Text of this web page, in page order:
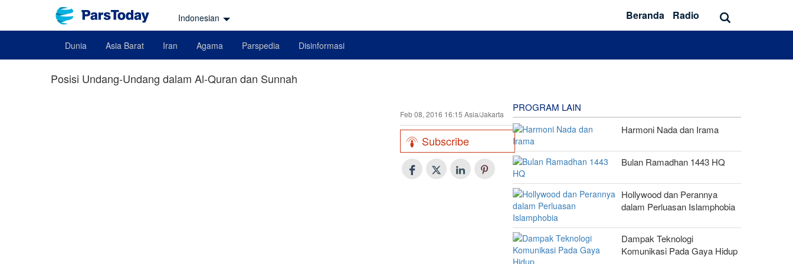
Indonesian Beranda Radio
Dunia Asia Barat Iran Agama Parspedia Disinformasi
Posisi Undang-Undang dalam Al-Quran dan Sunnah
Feb 08, 2016 16:15 Asia/Jakarta
Subscribe
PROGRAM LAIN
Harmoni Nada dan Irama
Bulan Ramadhan 1443 HQ
Hollywood dan Perannya
dalam Perluasan Islamphobia
Dampak Teknologi
Komunikasi Pada Gaya Hidup